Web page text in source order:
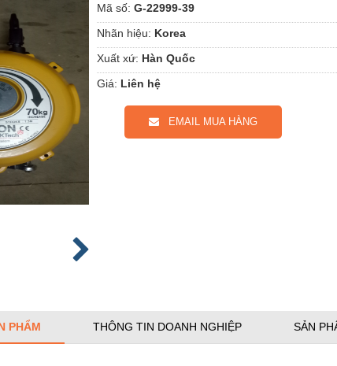
Mã số: G-22999-39
Nhãn hiệu: Korea
Xuất xứ: Hàn Quốc
Giá: Liên hệ
EMAIL MUA HÀNG
PHẨM THÔNG TIN DOANH NGHIỆP SẢN